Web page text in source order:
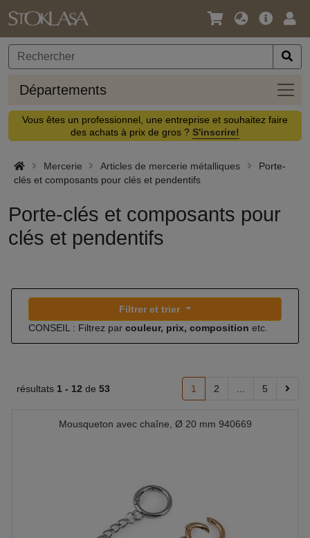
Langue
Devise
Offre
Départements
Vous êtes un professionnel, une entreprise et souhaitez faire
des achats à prix de gros ? S'inscrire!
Mercerie Articles de mercerie métalliques
Porte-
clés et composants pour clés et pendentifs
Porte-clés et composants pour
clés et pendentifs
Filtrer et trier
CONSEIL : Filtrez par couleur, prix, composition etc.
résultats 1 - 12 de 53 1 2 5
Mousqueton avec chaîne, Ø 20 mm 940669